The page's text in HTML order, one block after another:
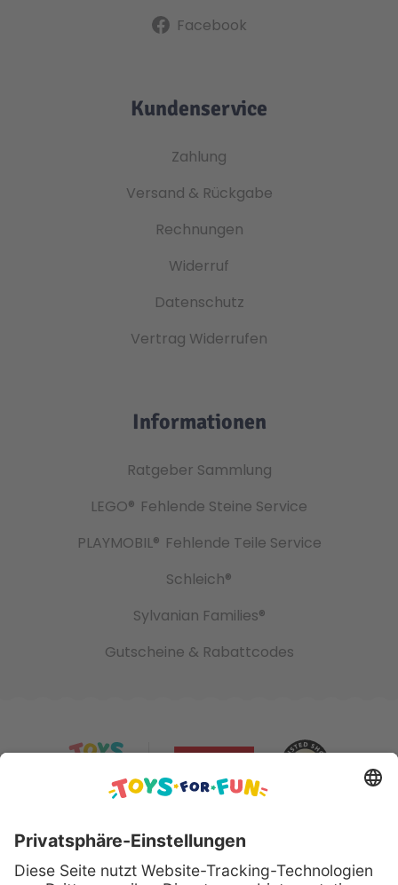
Facebook
Kundenservice
Zahlung
Versand & Rückgabe
Rechnungen
Widerruf
Datenschutz
Vertrag Widerrufen
Informationen
Ratgeber Sammlung
LEGO® Fehlende Steine Service
PLAYMOBIL® Fehlende Teile Service
Schleich®
Sylvanian Families®
Gutscheine & Rabattcodes
Sicher bezahlen mit: